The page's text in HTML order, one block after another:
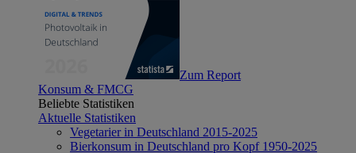
Zum Report
Konsum & FMCG
Beliebte Statistiken
Aktuelle Statistiken
Vegetarier in Deutschland 2015-2025
Bierkonsum in Deutschland pro Kopf 1950-2025